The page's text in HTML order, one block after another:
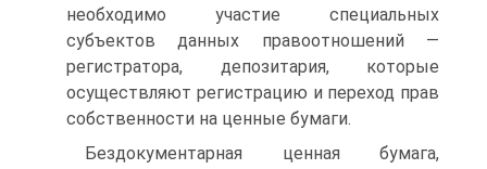
необходимо участие специальных
субъектов данных правоотношений —
регистратора, депозитария, которые
осуществляют регистрацию и переход прав
собственности на ценные бумаги.
Бездокументарная ценная бумага,